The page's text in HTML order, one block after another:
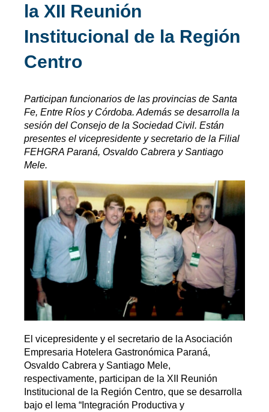
la XII Reunión
Institucional de la Región
Centro
Participan funcionarios de las provincias de Santa
Fe, Entre Ríos y Córdoba. Además se desarrolla la
sesión del Consejo de la Sociedad Civil. Están
presentes el vicepresidente y secretario de la Filial
FEHGRA Paraná, Osvaldo Cabrera y Santiago
Mele.
El vicepresidente y el secretario de la Asociación
Empresaria Hotelera Gastronómica Paraná,
Osvaldo Cabrera y Santiago Mele,
respectivamente, participan de la XII Reunión
Institucional de la Región Centro, que se desarrolla
bajo el lema “Integración Productiva y